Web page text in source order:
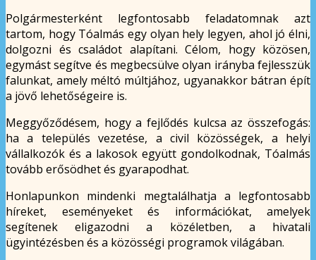
Polgármesterként legfontosabb feladatomnak azt
tartom, hogy Tóalmás egy olyan hely legyen, ahol jó élni,
dolgozni és családot alapítani. Célom, hogy közösen,
egymást segítve és megbecsülve olyan irányba fejlesszük
falunkat, amely méltó múltjához, ugyanakkor bátran épít
a jövő lehetőségeire is.
Meggyőződésem, hogy a fejlődés kulcsa az összefogás:
ha a település vezetése, a civil közösségek, a helyi
vállalkozók és a lakosok együtt gondolkodnak, Tóalmás
tovább erősödhet és gyarapodhat.
Honlapunkon mindenki megtalálhatja a legfontosabb
híreket, eseményeket és információkat, amelyek
segítenek eligazodni a közéletben, a hivatali
ügyintézésben és a közösségi programok világában.